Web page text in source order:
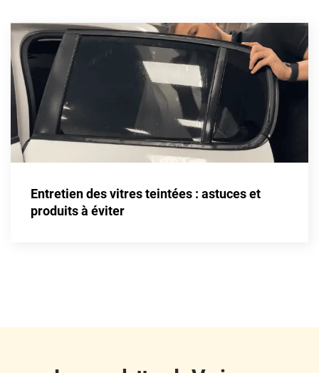
Fiat
Fisker
Ford
Foton
Holden
Entretien des vitres teintées : astuces et
produits à éviter